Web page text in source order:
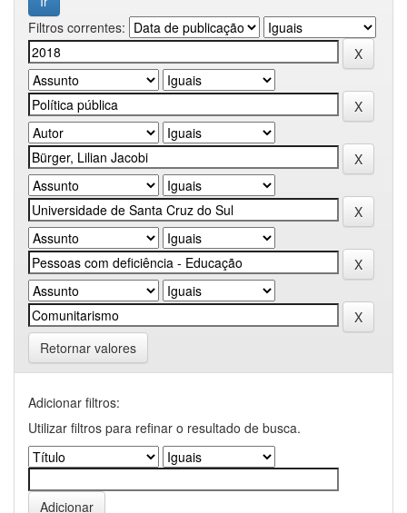
Filtros correntes:
Retornar valores
Adicionar filtros:
Utilizar filtros para refinar o resultado de busca.